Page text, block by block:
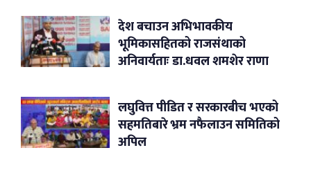
देश बचाउन अभिभावकीय
भूमिकासहितको राजसंथाको
अनिवार्यताः डा.धवल शमशेर राणा
लघुवित्त पीडित र सरकारबीच भएको
सहमतिबारे भ्रम नफैलाउन समितिको
अपिल